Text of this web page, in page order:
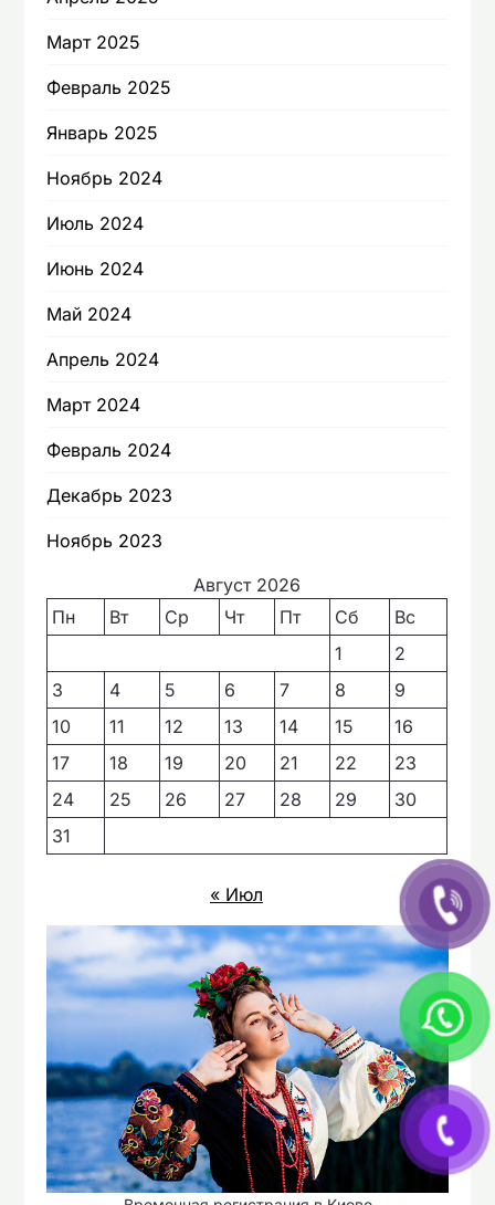
Март 2025
Февраль 2025
Январь 2025
Ноябрь 2024
Июль 2024
Июнь 2024
Май 2024
Апрель 2024
Март 2024
Февраль 2024
Декабрь 2023
Ноябрь 2023
Август 2026
Пн
Вт Ср Чт Пт Сб
Вс
1
2
3
4 5 6 7 8
9
10
11 12 13 14 15
16
17
18 19 20 21 22
23
24
25 26 27 28 29
30
31
« Июл